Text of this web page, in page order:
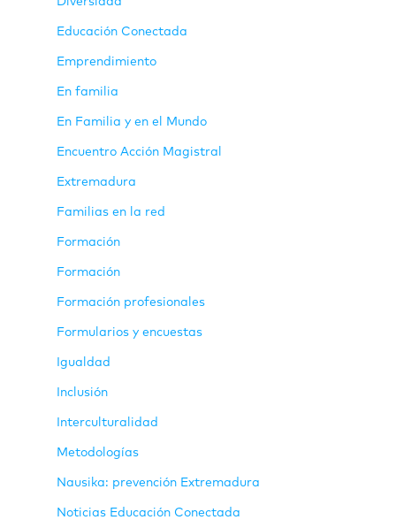
Educación Conectada
Emprendimiento
En familia
En Familia y en el Mundo
Encuentro Acción Magistral
Extremadura
Familias en la red
Formación
Formación
Formación profesionales
Formularios y encuestas
Igualdad
Inclusión
Interculturalidad
Metodologías
Nausika: prevención Extremadura
Noticias Educación Conectada